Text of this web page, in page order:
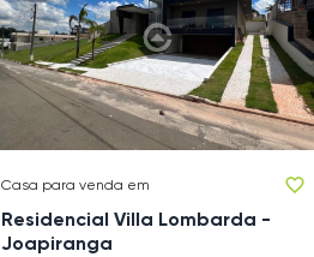
Casa para venda em
Residencial Villa Lombarda -
Joapiranga